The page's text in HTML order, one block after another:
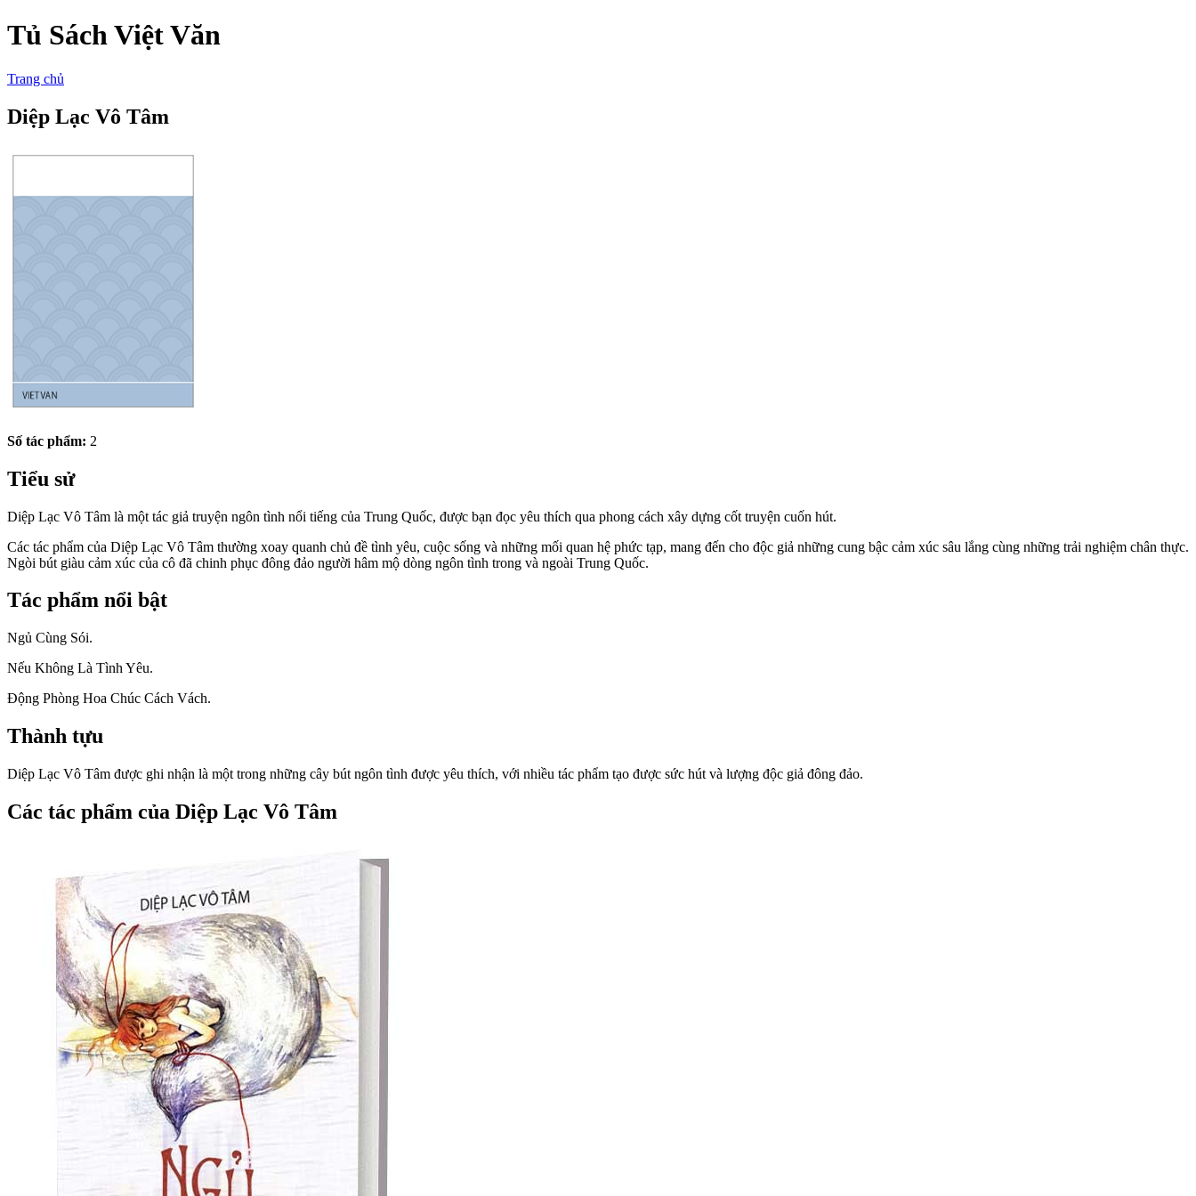
Tủ Sách Việt Văn
Trang chủ
Diệp Lạc Vô Tâm
Số tác phẩm: 2
Tiểu sử
Diệp Lạc Vô Tâm là một tác giả truyện ngôn tình nổi tiếng của Trung Quốc, được bạn đọc yêu thích qua phong cách xây dựng cốt truyện cuốn hút.
Các tác phẩm của Diệp Lạc Vô Tâm thường xoay quanh chủ đề tình yêu, cuộc sống và những mối quan hệ phức tạp, mang đến cho độc giả những cung bậc cảm xúc sâu lắng cùng những trải nghiệm chân thực.
Ngòi bút giàu cảm xúc của cô đã chinh phục đông đảo người hâm mộ dòng ngôn tình trong và ngoài Trung Quốc.
Tác phẩm nổi bật
Ngủ Cùng Sói.
Nếu Không Là Tình Yêu.
Động Phòng Hoa Chúc Cách Vách.
Thành tựu
Diệp Lạc Vô Tâm được ghi nhận là một trong những cây bút ngôn tình được yêu thích, với nhiều tác phẩm tạo được sức hút và lượng độc giả đông đảo.
Các tác phẩm của Diệp Lạc Vô Tâm